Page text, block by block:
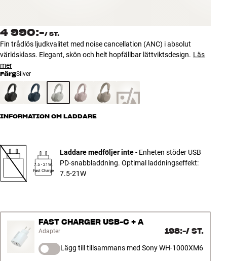
Kundtjänst
Bygg med ljud
Företag
4 990:-/ ST.
Fin trådlös ljudkvalitet med noise cancellation (ANC) i absolut
världsklass. Elegant, skön och helt hopfällbar lättviktsdesign. Läs
mer
FärgSilver
INFORMATION OM LADDARE
7.5 - 21W,
Fast Charge
Laddare medföljer inte- Enheten stöder USB
PD-snabbladdning. Optimal laddningseffekt:
7.5-21W
FAST CHARGER USB-C + A
Adapter 198:-/ ST.
Lägg till tillsammans med Sony WH-1000XM6